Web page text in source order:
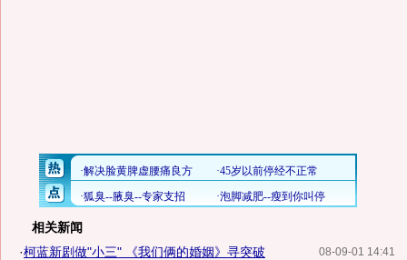
相关新闻
08-09-01 14:41
·柯蓝新剧做"小三" 《我们俩的婚姻》寻突破